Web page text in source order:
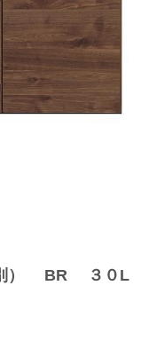
別） BR ３０L